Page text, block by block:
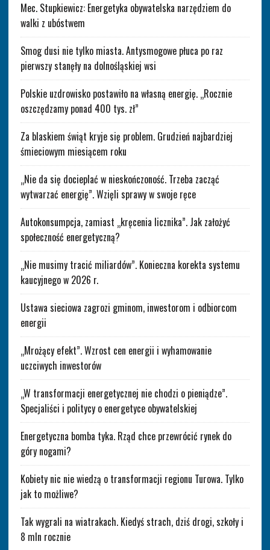
Mec. Stupkiewicz: Energetyka obywatelska narzędziem do
walki z ubóstwem
Smog dusi nie tylko miasta. Antysmogowe płuca po raz
pierwszy stanęły na dolnośląskiej wsi
Polskie uzdrowisko postawiło na własną energię. „Rocznie
oszczędzamy ponad 400 tys. zł”
Za blaskiem świąt kryje się problem. Grudzień najbardziej
śmieciowym miesiącem roku
„Nie da się docieplać w nieskończoność. Trzeba zacząć
wytwarzać energię”. Wzięli sprawy w swoje ręce
Autokonsumpcja, zamiast „kręcenia licznika”. Jak założyć
społeczność energetyczną?
„Nie musimy tracić miliardów”. Konieczna korekta systemu
kaucyjnego w 2026 r.
Ustawa sieciowa zagrozi gminom, inwestorom i odbiorcom
energii
„Mrożący efekt”. Wzrost cen energii i wyhamowanie
uczciwych inwestorów
„W transformacji energetycznej nie chodzi o pieniądze”.
Specjaliści i politycy o energetyce obywatelskiej
Energetyczna bomba tyka. Rząd chce przewrócić rynek do
góry nogami?
Kobiety nic nie wiedzą o transformacji regionu Turowa. Tylko
jak to możliwe?
Tak wygrali na wiatrakach. Kiedyś strach, dziś drogi, szkoły i
8 mln rocznie